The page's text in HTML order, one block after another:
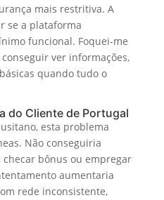
mais restritiva. A
se a plataforma
funcional. Foquei-me
ver informações,
quando tudo o
do Cliente de Portugal
esta problema
Não conseguiria
bônus ou empregar
aumentaria
rede inconsistente,